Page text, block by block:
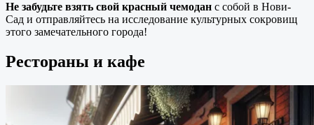
Не забудьте взять свой красный чемодан с собой в Нови-
Сад и отправляйтесь на исследование культурных сокровищ
этого замечательного города!
Рестораны и кафе